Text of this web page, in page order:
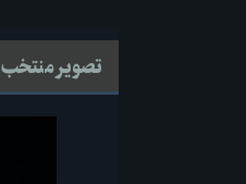
تصویر منتخب